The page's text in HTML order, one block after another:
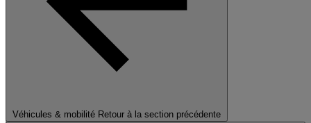
Véhicules & mobilité Retour à la section précédente